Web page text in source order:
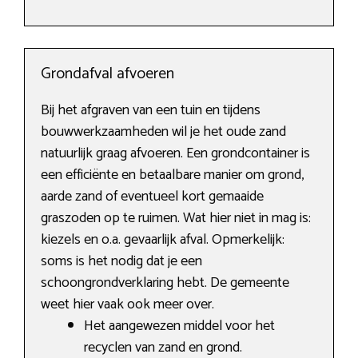
Grondafval afvoeren
Bij het afgraven van een tuin en tijdens
bouwwerkzaamheden wil je het oude zand
natuurlijk graag afvoeren. Een grondcontainer is
een efficiënte en betaalbare manier om grond,
aarde zand of eventueel kort gemaaide
graszoden op te ruimen. Wat hier niet in mag is:
kiezels en o.a. gevaarlijk afval. Opmerkelijk:
soms is het nodig dat je een
schoongrondverklaring hebt. De gemeente
weet hier vaak ook meer over.
Het aangewezen middel voor het
recyclen van zand en grond.